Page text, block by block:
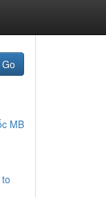
Go
MB